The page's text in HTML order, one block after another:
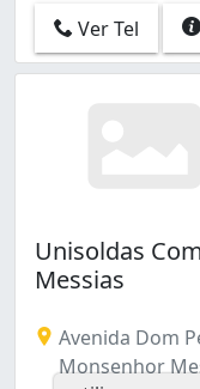
Ver Tel
Unisoldas
Messias
Avenida Dom
Monsenhor